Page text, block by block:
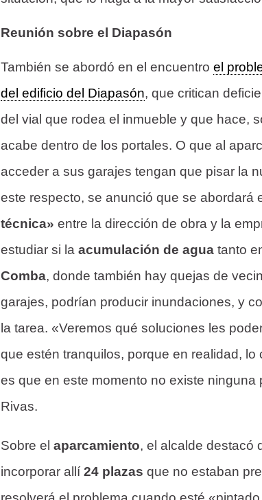
Reunión sobre el Diapasón
También se abordó en el encuentro el
del edificio del Diapasón, que critican
del vial que rodea el inmueble y que hace,
acabe dentro de los portales. O que al
acceder a sus garajes tengan que pisar la
este respecto, se anunció que se abordará
técnica» entre la dirección de obra y la
estudiar si la acumulación de aguatanto
Comba, donde también hay quejas de
garajes, podrían producir inundaciones, y
la tarea. «Veremos qué soluciones les
que estén tranquilos, porque en realidad,
es que en este momento no existe
Rivas.
Sobre el aparcamiento, el alcalde destacó
incorporar allí 24 plazas que no estaban